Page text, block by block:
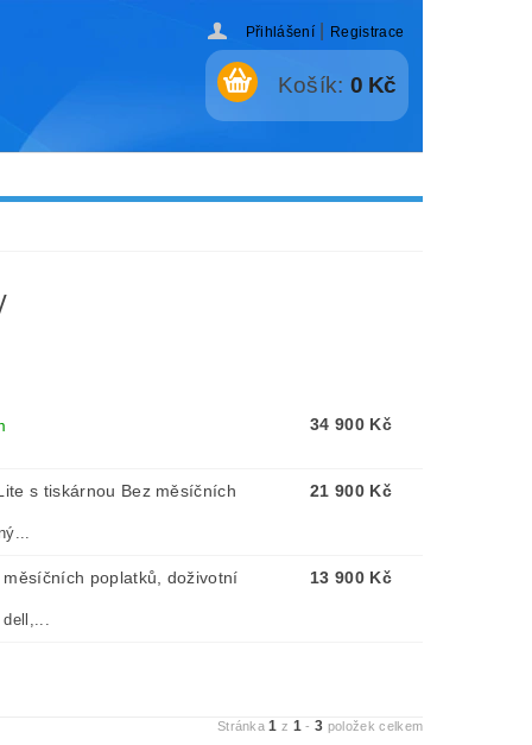
Přihlášení Registrace
Košík: 0 Kč
34 900 Kč
s tiskárnou Bez měsíčních 21 900 Kč
poplatků, doživotní
dell,...
13 900 Kč
Stránka1 z 1 -3 položek celkem